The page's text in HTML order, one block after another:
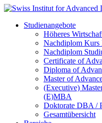
Studienangebote
Höheres
Nachdiplom
Nachdiplom
Certificate of
Diploma of
Master of
(Executive)
(E)MBA
Doktorate DBA /
Gesamtübersicht